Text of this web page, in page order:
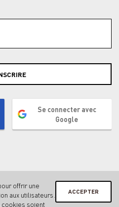
Se connecter avec
Google
& protection des données
ACCEPTER
offrir une
aux utilisateurs.
cookies soient